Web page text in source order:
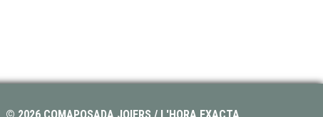
© 2026 COMAPOSADA JOIERS / L'HORA EXACTA